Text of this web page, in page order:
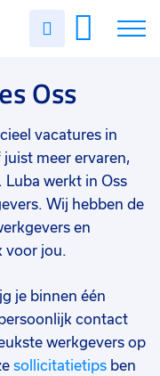
Uren
Oss
vacatures in
meer ervaren,
Luba werkt in Oss
Wij hebben de
en
voor jou.
je binnen één
contact
werkgevers op
sollicitatietips ben